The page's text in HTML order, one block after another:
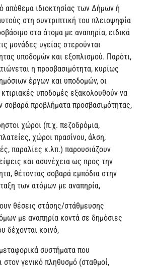
απόθεμα ιδιοκτησίας των Δήμων ή
στη συντριπτική του πλειοψηφία
στα άτομα με αναπηρία, ειδικά
μονάδες υγείας στερούνται
υποδομών και εξοπλισμού. Παρότι,
η προσβασιμότητα, κυρίως
έργων και υποδομών, οι
υποδομές εξακολουθούν να
σοβαρά προβλήματα προσβασιμότητας,
χώροι (π.χ. πεζοδρόμια,
χώροι πρασίνου, άλση,
παραλίες κ.λπ.) παρουσιάζουν
και ασυνέχεια ως προς την
θέτοντας σοβαρά εμπόδια στην
των ατόμων με αναπηρία,
θέσεις στάσης/στάθμευσης
με αναπηρία κοντά σε δημόσιες
δέχονται κοινό,
συστήματα που
στον γενικό πληθυσμό (σταθμοί,